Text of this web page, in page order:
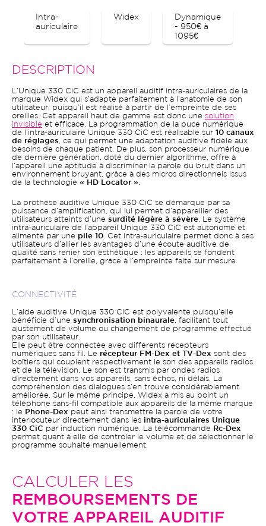
Intra-
auriculaire
Widex
Dynamique
- 950€ à
1095€
DESCRIPTION
L’Unique 330 CiC est un appareil auditif intra-auriculaires de la
marque Widex qui s’adapte parfaitement à l’anatomie de son
utilisateur, puisqu’il est réalisé à partir de l’empreinte de ses
oreilles. Cet appareil haut de gamme est donc une solution
invisible et efficace. La programmation de la puce numérique
de l’intra-auriculaire Unique 330 CiC est réalisable sur 10 canaux
de réglages , ce qui permet une adaptation auditive fidèle aux
besoins de chaque patient. De plus, son processeur numérique
de dernière génération, doté du dernier algorithme, offre à
l’appareil une aptitude à discriminer la parole du bruit dans un
environnement bruyant, grâce à des micros directionnels issus
de la technologie « HD Locator »
La prothèse auditive Unique 330 CiC se démarque par sa
puissance d’amplification, qui lui permet d’appareiller des
utilisateurs atteints d’une surdité légère à sévère . Le système
intra-auriculaire de l’appareil Unique 330 CiC est autonome et
alimenté par une pile 10 . Cet intra-auriculaire permet donc à ses
utilisateurs d’allier les avantages d’une écoute auditive de
qualité sans renier son esthétique : les appareils se fondent
parfaitement à l’oreille, grâce à l’empreinte faite sur mesure
CONNECTIVITÉ
L’aide auditive Unique 330 CiC est polyvalente puisqu’elle
bénéficie d’une synchronisation binaurale , facilitant tout
ajustement de volume ou changement de programme effectué
par son utilisateur.
Elle peut être connectée avec différents récepteurs
numériques sans fil. Le récepteur FM-Dex et TV-Dex sont des
boîtiers qui couplent respectivement le son des appareils radios
et de la télévision. Le son est transmis par ondes radios
directement dans vos appareils, sans échos, ni délais. La
compréhension des dialogues s’en trouve considérablement
améliorée. Sur le même principe, Widex a mis au point un
téléphone sans-fil compatible aux appareils de la même marque
: le
Phone-Dex peut ainsi transmettre la parole de votre
interlocuteur directement dans les intra-auriculaires Unique
330 CiC par induction numérique. La télécommande
Rc-Dex
permet quant à elle de contrôler le volume et de sélectionner le
programme souhaité manuellement.
CALCULER LES
REMBOURSEMENTS DE
VOTRE APPAREIL AUDITIF